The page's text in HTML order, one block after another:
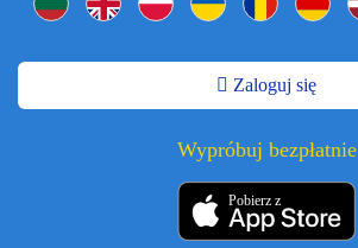
Zaloguj się
Wypróbuj bezpłatnie
Pobierz z